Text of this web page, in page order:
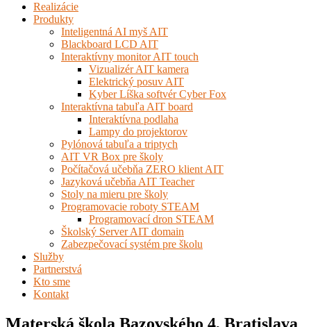
Realizácie
Produkty
Inteligentná AI myš AIT
Blackboard LCD AIT
Interaktívny monitor AIT touch
Vizualizér AIT kamera
Elektrický posuv AIT
Kyber Líška softvér Cyber Fox
Interaktívna tabuľa AIT board
Interaktívna podlaha
Lampy do projektorov
Pylónová tabuľa a triptych
AIT VR Box pre školy
Počítačová učebňa ZERO klient AIT
Jazyková učebňa AIT Teacher
Stoly na mieru pre školy
Programovacie roboty STEAM
Programovací dron STEAM
Školský Server AIT domain
Zabezpečovací systém pre školu
Služby
Partnerstvá
Kto sme
Kontakt